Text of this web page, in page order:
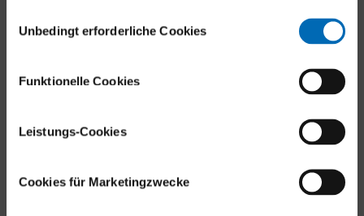
Unbedingt erforderliche Cookies
Funktionelle Cookies
Leistungs-Cookies
Cookies für Marketingzwecke
Forchstrasse 340
Tel.+41 44 386 11 11